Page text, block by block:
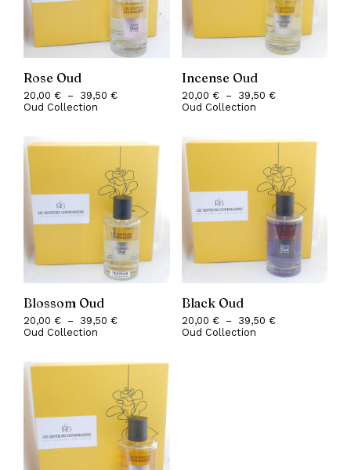
Rose Oud
20,00 € – 39,50 €
à
Oud Collection
Incense Oud
20,00 € – 39,50 €Plage
à
Oud Collection
Blossom Oud
20,00 € – 39,50 €
à
Oud Collection
Black Oud
20,00 € – 39,50 €Plage
Oud Collection